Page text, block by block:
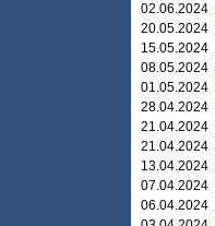
02.06.2024
20.05.2024
15.05.2024
08.05.2024
01.05.2024
28.04.2024
21.04.2024
21.04.2024
13.04.2024
07.04.2024
06.04.2024